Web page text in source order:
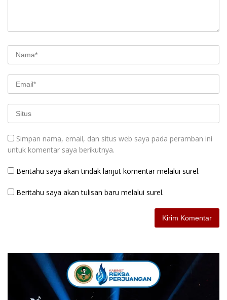
Simpan nama, email, dan situs web saya pada peramban ini
untuk komentar saya berikutnya.
Beritahu saya akan tindak lanjut komentar melalui surel.
Beritahu saya akan tulisan baru melalui surel.